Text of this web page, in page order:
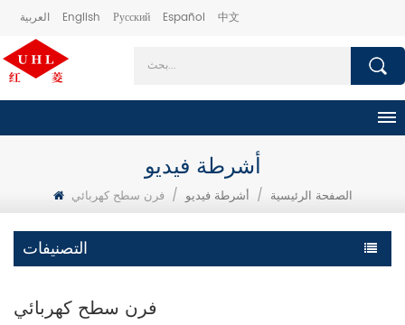
العربية English Русский Español 中文
أشرطة فيديو
الصفحة الرئيسية / أشرطة فيديو / فرن سطح كهربائي
التصنيفات
فرن سطح كهربائي